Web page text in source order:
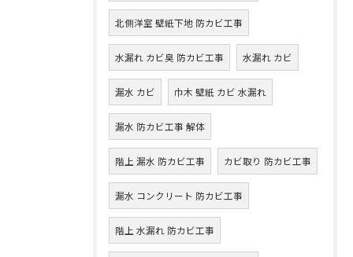
北側洋室 壁紙下地 防カビ工事
水漏れ カビ臭 防カビ工事 水漏れ カビ
漏水 カビ 巾木 壁紙 カビ 水漏れ
漏水 防カビ工事 解体
階上 漏水 防カビ工事 カビ取り 防カビ工事
漏水 コンクリート 防カビ工事
階上 水漏れ 防カビ工事